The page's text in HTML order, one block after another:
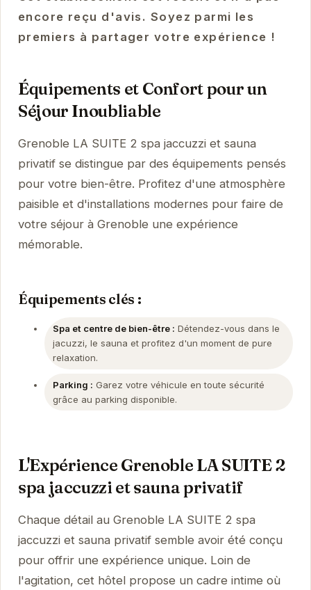
encore reçu d'avis. Soyez parmi les
premiers à partager votre expérience !
Équipements et Confort pour un
Séjour Inoubliable
Grenoble LA SUITE 2 spa jaccuzzi et sauna
privatif se distingue par des équipements pensés
pour votre bien-être. Profitez d'une atmosphère
paisible et d'installations modernes pour faire de
votre séjour à Grenoble une expérience
mémorable.
Équipements clés :
Spa et centre de bien-être : Détendez-vous dans le
jacuzzi, le sauna et profitez d'un moment de pure
relaxation.
Parking : Garez votre véhicule en toute sécurité
grâce au parking disponible.
L'Expérience Grenoble LA SUITE 2
spa jaccuzzi et sauna privatif
Chaque détail au Grenoble LA SUITE 2 spa
jaccuzzi et sauna privatif semble avoir été conçu
pour offrir une expérience unique. Loin de
l'agitation, cet hôtel propose un cadre intime où